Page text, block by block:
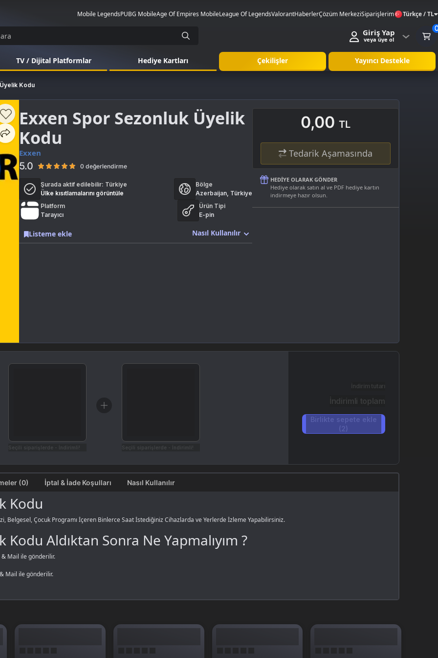
Mobile LegendsPUBG MobileAge Of Empires MobileLeague Of LegendsValorantHaberlerÇözüm MerkeziSiparişlerim Türkçe / TL
Giriş Yap
veya üye ol
TV / Dijital Platformlar Hediye Kartları Çekilişler Yayıncı Destekle
Kodu
Exxen Spor Sezonluk Üyelik
Kodu
Exxen
5.0 0 değerlendirme
Şurada aktif edilebilir: Türkiye
Ülke kısıtlamalarını görüntüle
Bölge
Azerbaijan, Türkiye
Platform
Tarayıcı
Ürün Tipi
E-pin
Nasıl Kullanılır
Listeme ekle
0,00 TL
Tedarik Aşamasında
HEDIYE OLARAK GÖNDER
Hediye olarak satın al ve PDF hediye kartın
indirmeye hazır olsun.
Seçili siparişlerde - İndirimli! Seçili siparişlerde - İndirimli!
İndirim tutarı
İndirimli toplam
Birlikte sepete ekle
(2)
Değerlendirmeler (0) İptal & İade Koşulları Nasıl Kullanılır
Kodu
Belgesel, Çocuk Programı İçeren Binlerce Saat İstediğiniz Cihazlarda ve Yerlerde İzleme Yapabilirsiniz.
Aldıktan Sonra Ne Yapmalıyım ?
& Mail ile gönderilir.
Mail ile gönderilir.